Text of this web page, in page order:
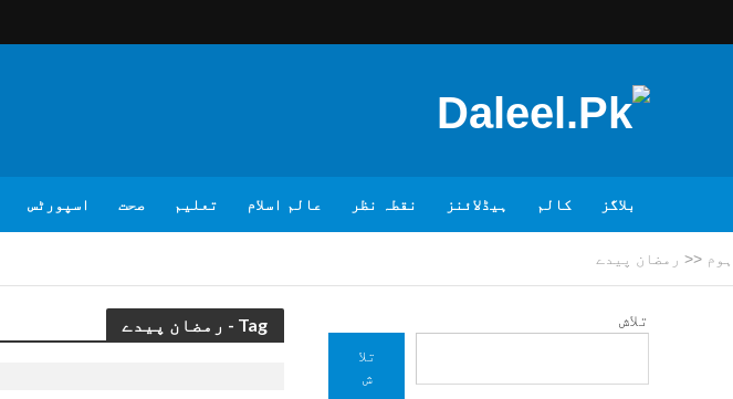
بلاگز کالم ہیڈلائنز نقطہ نظر عالم اسلام تعلیم صحت اسپورٹس
ہوم << رمضان پیدے
Tag - رمضان پیدے تلاش
تلا
ش